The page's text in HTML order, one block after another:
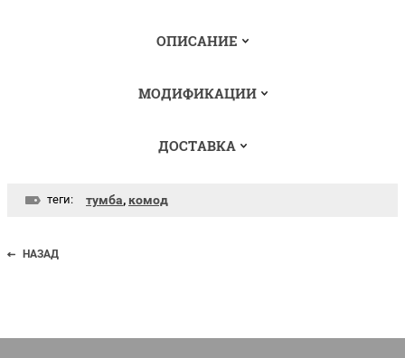
ОПИСАНИЕ
МОДИФИКАЦИИ
ДОСТАВКА
теги: тумба, комод
НАЗАД